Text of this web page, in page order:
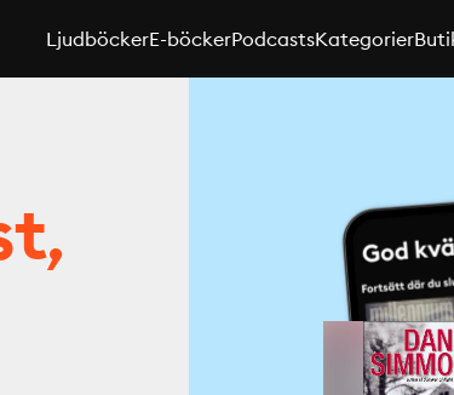
LjudböckerE-böckerPodcastsKategorier